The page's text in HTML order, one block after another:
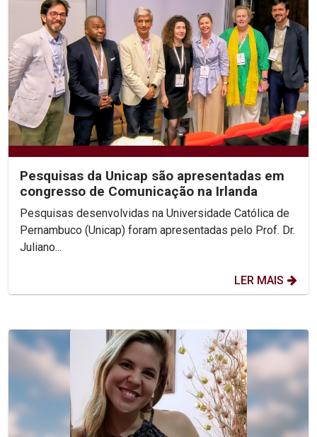
Pesquisas da Unicap são apresentadas em
congresso de Comunicação na Irlanda
Pesquisas desenvolvidas na Universidade Católica de
Pernambuco (Unicap) foram apresentadas pelo Prof. Dr.
Juliano...
LER MAIS